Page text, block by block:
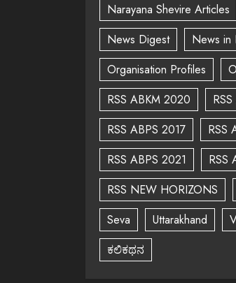
Narayana Shevire Articles
News Digest
News in
Organisation Profiles
RSS ABKM 2020
RSS ABPS 2017
RSS
RSS ABPS 2021
RSS
RSS NEW HORIZONS
Seva
Uttarakhand
ಕಲಿಕಥನ